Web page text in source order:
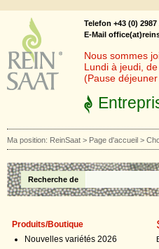
Telefon +43 (0) 2987
E-Mail
Nous sommes
Lundi à jeudi,
(Pause
Ma position: ReinSaat > Page d'accueil >
Recherche de
Produits/Boutique
Nouvelles variétés 2026